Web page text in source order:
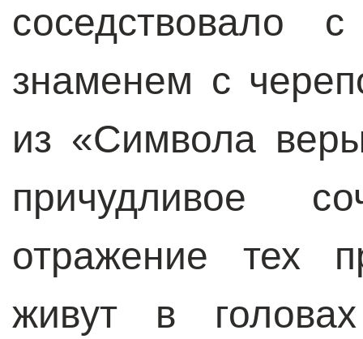
соседствовало
знаменем с
из «Символа
причудливое
отражение тех
живут в